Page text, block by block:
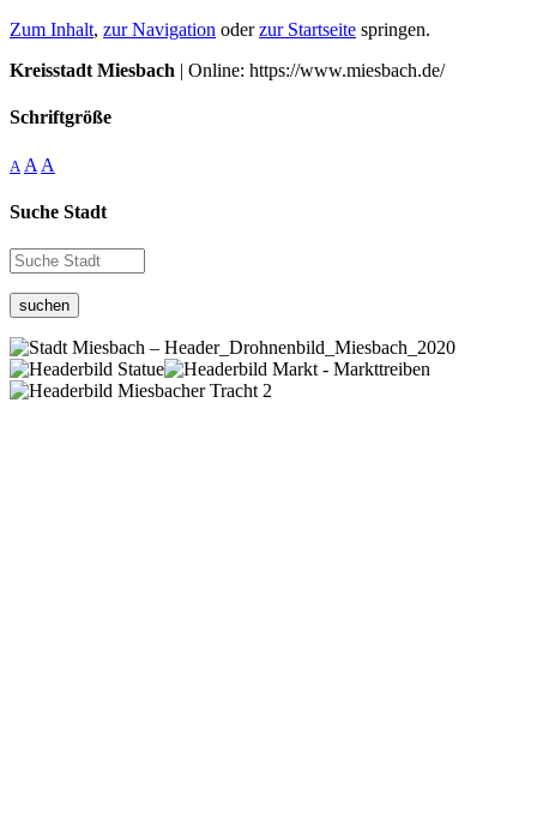
Zum Inhalt, zur Navigation oderzur Startseite springen.
Kreisstadt Miesbach | Online: https://www.miesbach.de/
Schriftgröße
A A A
Suche Stadt
suchen